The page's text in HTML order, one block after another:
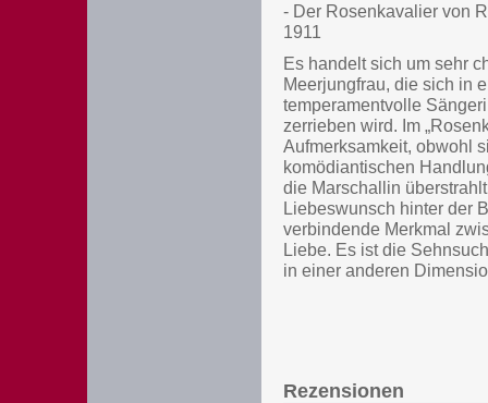
- Der Rosenkavalier von
1911
Es handelt sich um sehr
Meerjungfrau, die sich in
temperamentvolle
zerrieben wird. Im
Aufmerksamkeit, obwohl
komödiantischen
die Marschallin
Liebeswunsch hinter der
verbindende Merkmal
Liebe. Es ist die
in einer anderen
Rezensionen